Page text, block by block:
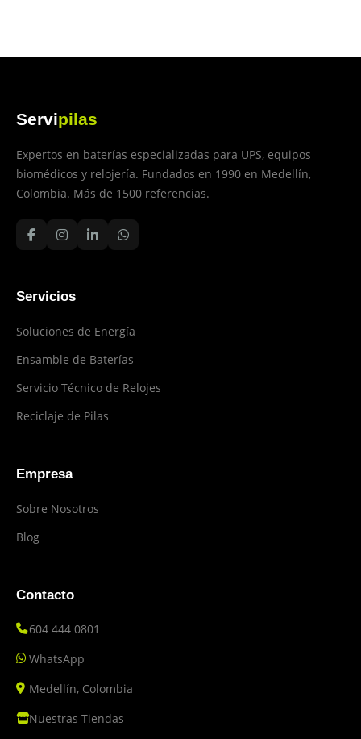
Servipilas
Expertos en baterías especializadas para UPS, equipos
biomédicos y relojería. Fundados en 1990 en Medellín,
Colombia. Más de 1500 referencias.
Servicios
Soluciones de Energía
Ensamble de Baterías
Servicio Técnico de Relojes
Reciclaje de Pilas
Empresa
Sobre Nosotros
Blog
Contacto
604 444 0801
WhatsApp
Medellín, Colombia
Nuestras Tiendas